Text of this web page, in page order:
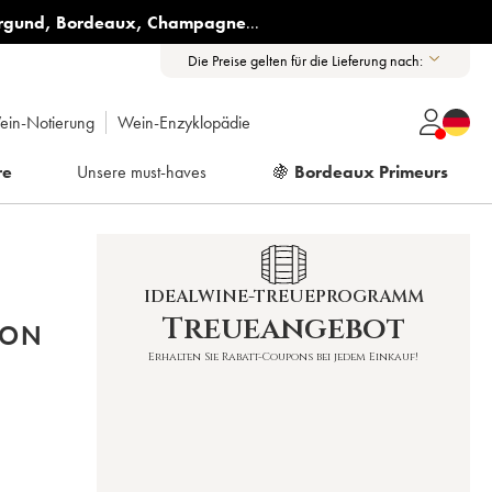
, Bordeaux, Champagne...
Die Preise gelten für die Lieferung nach:
Notierung Wein-Enzyklopädie
Unsere must-haves 🍇 Bordeaux Primeurs
IDEALWINE-TREUEPROGRAMM
Treueangebot
Erhalten Sie Rabatt-Coupons bei jedem Einkauf!